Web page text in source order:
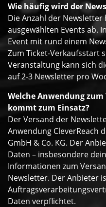
Wie häufig wird der
Die Anzahl der
ausgewählten Events ab.
Event mit rund einem
Zum Ticket-Verkaufsstart
Veranstaltung kann sich
auf 2-3 Newsletter pro
Welche Anwendung
kommt zum Einsatz?
Der Versand der
Anwendung CleverReach
GmbH & Co. KG. Der
Daten – insbesondere
Informationen zum
Newsletter. Der Anbieter
Daten verpflichtet.